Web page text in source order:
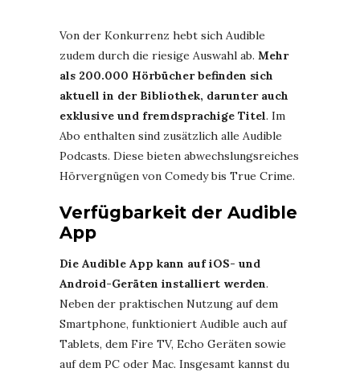
Von der Konkurrenz hebt sich Audible
zudem durch die riesige Auswahl ab. Mehr
als 200.000 Hörbücher befinden sich
aktuell in der Bibliothek, darunter auch
exklusive und fremdsprachige Titel. Im
Abo enthalten sind zusätzlich alle Audible
Podcasts. Diese bieten abwechslungsreiches
Hörvergnügen von Comedy bis True Crime.
Verfügbarkeit der Audible
App
Die Audible App kann auf iOS- und
Android-Geräten installiert werden.
Neben der praktischen Nutzung auf dem
Smartphone, funktioniert Audible auch auf
Tablets, dem Fire TV, Echo Geräten sowie
auf dem PC oder Mac. Insgesamt kannst du